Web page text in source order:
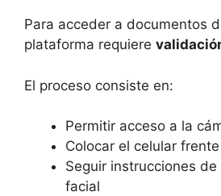
Para acceder a documentos
plataforma requiere
El proceso consiste en:
Permitir acceso a la
Colocar el celular
Seguir instrucciones
facial